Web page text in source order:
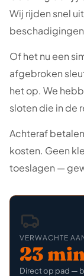
Wij rijden snel
beschadigingen
Of het nu een
afgebroken
het op. We
sloten die in de
Achteraf
kosten. Geen
toeslagen —
VERWACHTE
23
Direct op pad —